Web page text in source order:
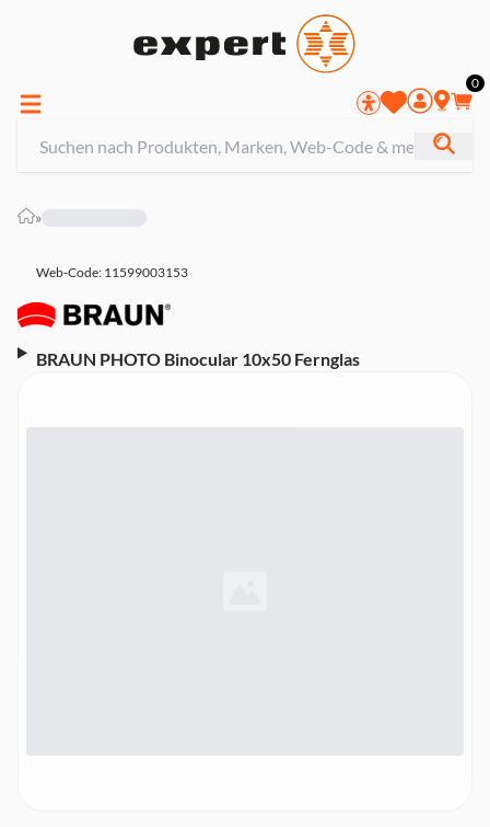
0
»
Web-Code: 11599003153
BRAUN PHOTO Binocular 10x50 Fernglas